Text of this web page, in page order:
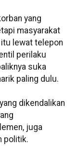
yang
masyarakat
lewat telepon
perilaku
suka
paling dulu.
dikendalikan
juga
politik.